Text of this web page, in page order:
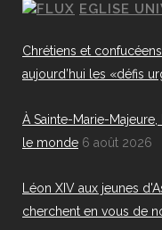
EGLISE
Chrétiens et
aujourd’hui les «défis
À Sainte-Marie-
le monde 6 août 2026
Léon XIV aux jeunes
cherchent en vous de